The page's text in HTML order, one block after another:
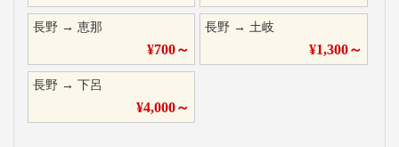
長野 → 恵那
¥700～
長野 →土岐
¥1,300～
長野 → 下呂
¥4,000～